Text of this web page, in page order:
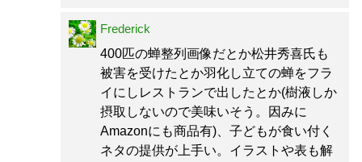
Frederick
400匹の蝉整列画像だとか松井秀喜氏も
被害を受けたとか羽化し立ての蝉をフラ
イにしレストランで出したとか(樹液しか
摂取しないので美味いそう。因みに
Amazonにも商品有)、子どもが食い付く
ネタの提供が上手い。イラストや表も解